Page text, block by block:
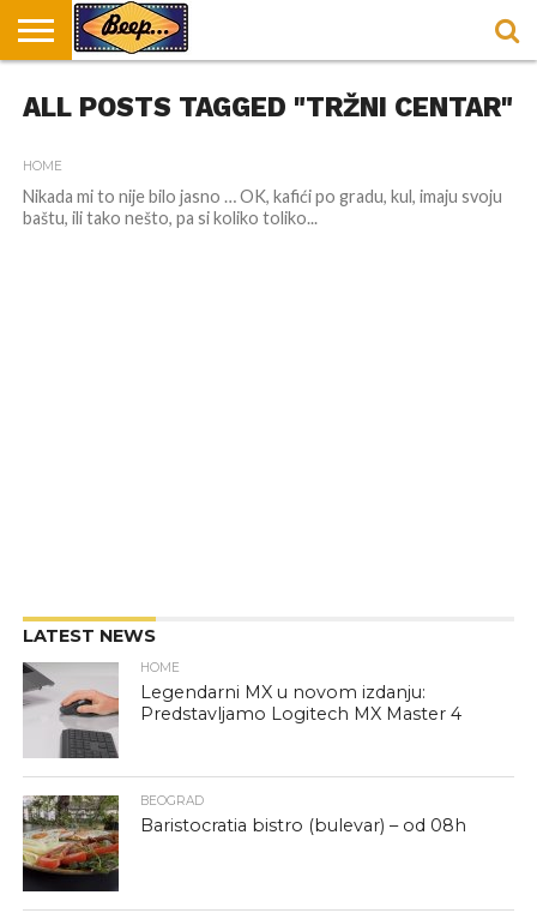
DORUČAK
U
SVAKODNEVICA
ENTERTAINMENT
LOKACIJE
ZA
HRANA I
RECEPTI
NEPUSACKI
LOKALI
ALL POSTS TAGGED "TRŽNI CENTAR"
HOME
Nikada mi to nije bilo jasno … OK, kafići po gradu, kul, imaju svoju
baštu, ili tako nešto, pa si koliko toliko...
LATEST NEWS
HOME
Legendarni MX u novom izdanju:
Predstavljamo Logitech MX Master 4
BEOGRAD
Baristocratia bistro (bulevar) – od 08h